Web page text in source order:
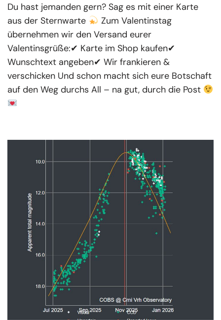
Du hast jemanden gern? Sag es mit einer Karte
aus der Sternwarte
Zum Valentinstag
übernehmen wir den Versand eurer
Valentinsgrüße:✔ Karte im Shop kaufen✔
Wunschtext angeben✔ Wir frankieren &
verschicken Und schon macht sich eure Botschaft
auf den Weg durchs All – na gut, durch die Post